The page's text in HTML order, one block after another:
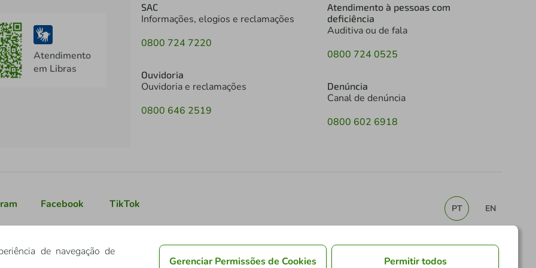
Atendimento
em Libras
SAC
Informações, elogios e reclamações
0800 724 7220
Ouvidoria
Ouvidoria e reclamações
0800 646 2519
Atendimento à pessoas com
deficiência
Auditiva ou de fala
0800 724 0525
Denúncia
Canal de denúncia
0800 602 6918
Facebook TikTok PT EN
de navegação de
Gerenciar Permissões de Cookies Permitir todos